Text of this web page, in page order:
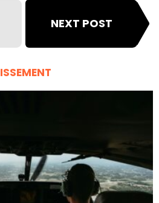
NEXT POST